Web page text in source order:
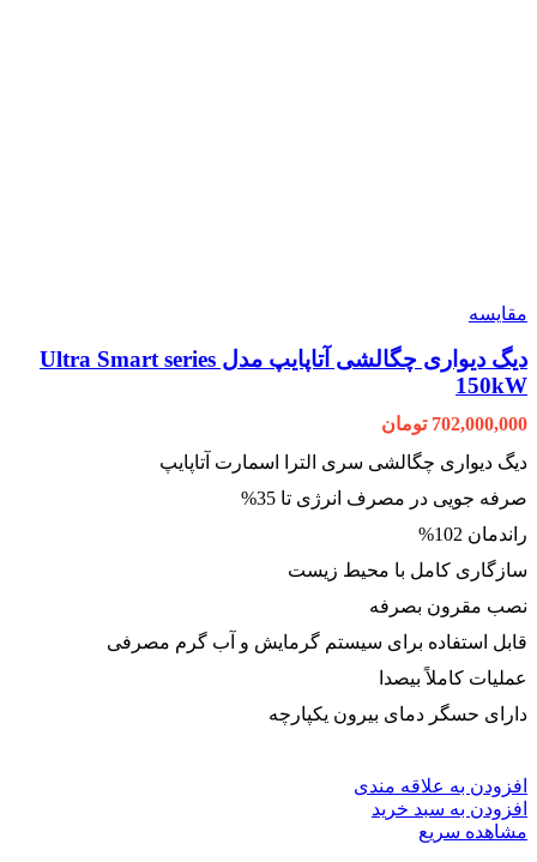
مقایسه
دیگ دیواری چگالشی آتاپایپ مدل Ultra Smart series
150kW
702,000,000 تومان
دیگ دیواری چگالشی سری الترا اسمارت آتاپایپ
صرفه جویی در مصرف انرژی تا 35%
راندمان 102%
سازگاری کامل با محیط زیست
نصب مقرون بصرفه
قابل استفاده برای سیستم گرمایش و آب گرم مصرفی
عملیات کاملاً بیصدا
دارای حسگر دمای بیرون یکپارچه
افزودن به علاقه مندی
افزودن به سبد خرید
مشاهده سریع